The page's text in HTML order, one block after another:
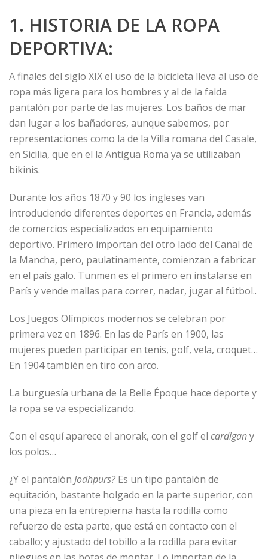
1. HISTORIA DE LA ROPA
DEPORTIVA:
A finales del siglo XIX el uso de la bicicleta lleva al uso de
ropa más ligera para los hombres y al de la falda
pantalón por parte de las mujeres. Los baños de mar
dan lugar a los bañadores, aunque sabemos, por
representaciones como la de la Villa romana del Casale,
en Sicilia, que en el la Antigua Roma ya se utilizaban
bikinis.
Durante los años 1870 y 90 los ingleses van
introduciendo diferentes deportes en Francia, además
de comercios especializados en equipamiento
deportivo. Primero importan del otro lado del Canal de
la Mancha, pero, paulatinamente, comienzan a fabricar
en el país galo. Tunmen es el primero en instalarse en
París y vende mallas para correr, nadar, jugar al fútbol..
Los Juegos Olímpicos modernos se celebran por
primera vez en 1896. En las de París en 1900, las
mujeres pueden participar en tenis, golf, vela, croquet…
En 1904 también en tiro con arco.
La burguesía urbana de la Belle Époque hace deporte y
la ropa se va especializando.
Con el esquí aparece el anorak, con el golf el cardigany
los polos…
¿Y el pantalón Jodhpurs?Es un tipo pantalón de
equitación, bastante holgado en la parte superior, con
una pieza en la entrepierna hasta la rodilla como
refuerzo de esta parte, que está en contacto con el
caballo; y ajustado del tobillo a la rodilla para evitar